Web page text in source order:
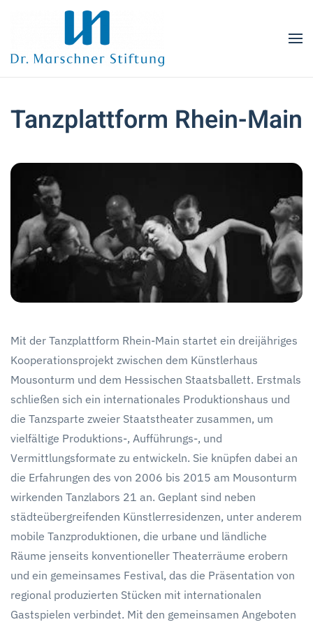
Zum Hauptinhalt springen
Tanzplattform Rhein-Main
Mit der Tanzplattform Rhein-Main startet ein dreijähriges
Kooperationsprojekt zwischen dem Künstlerhaus
Mousonturm und dem Hessischen Staatsballett. Erstmals
schließen sich ein internationales Produktionshaus und
die Tanzsparte zweier Staatstheater zusammen, um
vielfältige Produktions-, Aufführungs-, und
Vermittlungsformate zu entwickeln. Sie knüpfen dabei an
die Erfahrungen des von 2006 bis 2015 am Mousonturm
wirkenden Tanzlabors 21 an. Geplant sind neben
städteübergreifenden Künstlerresidenzen, unter anderem
mobile Tanzproduktionen, die urbane und ländliche
Räume jenseits konventioneller Theaterräume erobern
und ein gemeinsames Festival, das die Präsentation von
regional produzierten Stücken mit internationalen
Gastspielen verbindet. Mit den gemeinsamen Angeboten